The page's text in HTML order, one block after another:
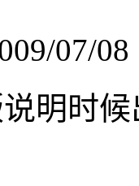
07/08
明时候